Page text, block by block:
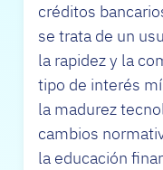
créditos
se trata de un
la rapidez y la
tipo de interés
la madurez
cambios
la educación